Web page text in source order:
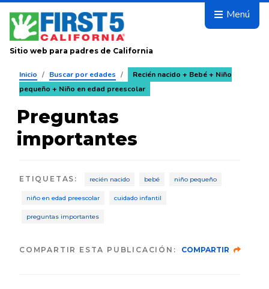
Avanza
Menú
Sitio web para padres de California
Inicio / Buscar por edades /
Recién nacido + Bebé + Niño
pequeño + Niño en edad preescolar
Preguntas
importantes
ETIQUETAS : recién nacido bebé niño pequeño
niño en edad preescolar cuidado infantil
preguntas importantes
COMPARTIR ESTA PUBLICACIÓN: COMPARTIR